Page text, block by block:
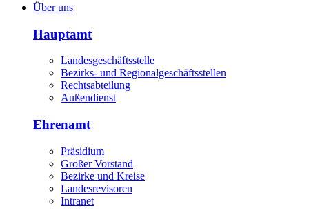
Über uns
Hauptamt
Landesgeschäftsstelle
Bezirks- und Regionalgeschäftsstellen
Rechtsabteilung
Außendienst
Ehrenamt
Präsidium
Großer Vorstand
Bezirke und Kreise
Landesrevisoren
Intranet